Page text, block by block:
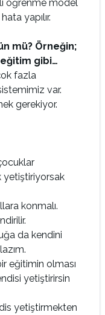
öğrenme model
yapılır.
mü? Örneğin;
gibi…
fazla
var.
gerekiyor.
yetiştiriyorsak
konmalı.
da kendini
eğitimin olması
yetiştirirsin
yetiştirmekten